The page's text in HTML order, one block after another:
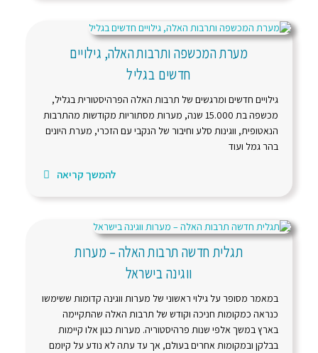
מערת המכשפה ותרבות האלה, גילויים
חדשים בגליל
גילויים חדשים ומרגשים של תרבות האלה הפרהיסטורית בגליל,
מכשפה בת 15.000 שנה, מערות מסתוריות מקודשות מהתרבות
הנאטופית, ווגינות סלע וחיבור של הנקבי עם הזכרי, מערת היונים
בהר גמל ועוד
להמשך קריאה
תגלית חדשה תרבות האלה – מערות
ווגינה בישראל
במאמר מסופר על גילוי ראשוני של מערות ווגינה קדומות ששימשו
כנראה כמקומות חניכה וקודש של תרבות האלה שהתקיימה
בארץ במשך אלפי שנות פרהיסטוריה. מערות כגון אלו קיימות
בבלקן ובמקומות אחרים בעולם, אך עד עתה לא נודע על קיומם